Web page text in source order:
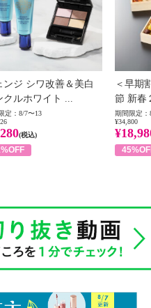
ンジ シワ改善＆美白
クルホワイト ...
定：8/7〜13
(税込)
＜早期
節 新春
期間限定：
¥34,800